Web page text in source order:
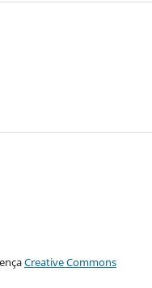
Creative Commons